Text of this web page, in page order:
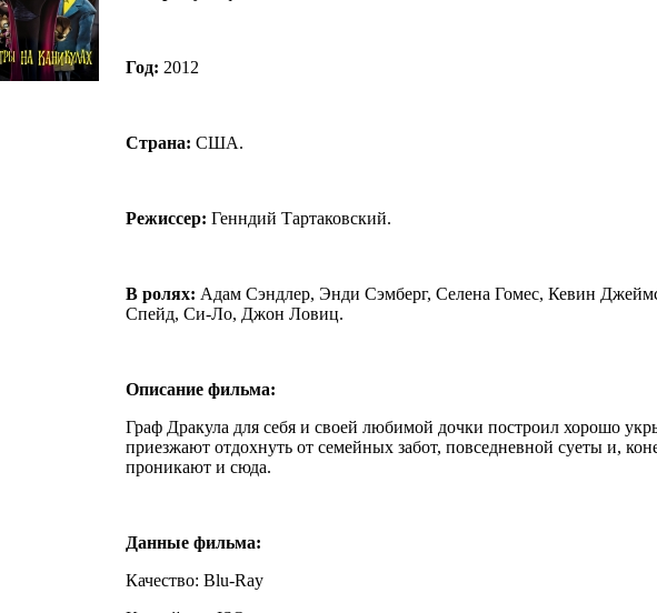
Год: 2012
Страна: США.
Режиссер: Генндий Тартаковский.
В ролях: Адам Сэндлер, Энди Сэмберг, Селена Гомес, Кевин
Спейд, Си-Ло, Джон Ловиц.
Описание фильма:
Граф Дракула для себя и своей любимой дочки построил хорошо
приезжают отдохнуть от семейных забот, повседневной суеты и,
проникают и сюда.
Данные фильма:
Качество: Blu-Ray